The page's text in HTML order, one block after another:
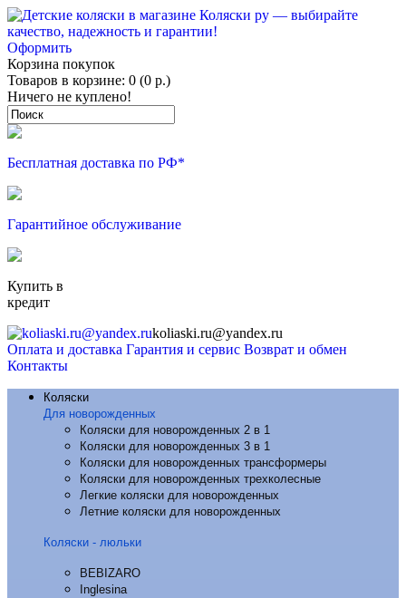
Оформить
Корзина покупок
Товаров в корзине: 0 (0 р.)
Ничего не куплено!
Бесплатная доставка по РФ*
Гарантийное обслуживание
Купить в
кредит
koliaski.ru@yandex.ru
Оплата и доставка Гарантия и сервис Возврат и обмен
Контакты
Коляски
Для новорожденных
Коляски для новорожденных 2 в 1
Коляски для новорожденных 3 в 1
Коляски для новорожденных трансформеры
Коляски для новорожденных трехколесные
Легкие коляски для новорожденных
Летние коляски для новорожденных
Коляски - люльки
BEBIZARO
Inglesina